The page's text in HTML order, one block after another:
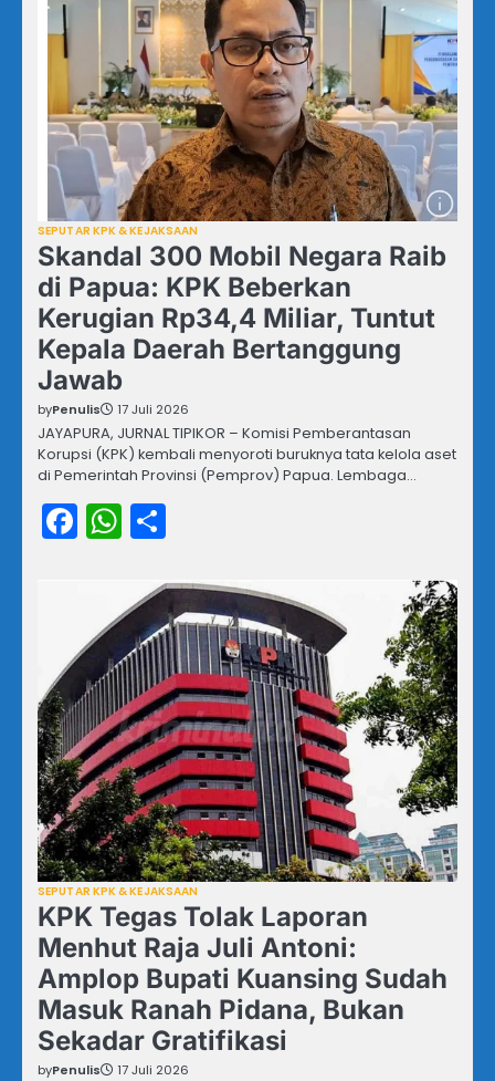
SEPUTAR KPK & KEJAKSAAN
Skandal 300 Mobil Negara Raib
di Papua: KPK Beberkan
Kerugian Rp34,4 Miliar, Tuntut
Kepala Daerah Bertanggung
Jawab
byPenulis 17 Juli 2026
JAYAPURA, JURNAL TIPIKOR – Komisi Pemberantasan
Korupsi (KPK) kembali menyoroti buruknya tata kelola aset
di Pemerintah Provinsi (Pemprov) Papua. Lembaga…
Facebook
WhatsApp
SEPUTAR KPK & KEJAKSAAN
KPK Tegas Tolak Laporan
Menhut Raja Juli Antoni:
Amplop Bupati Kuansing Sudah
Masuk Ranah Pidana, Bukan
Sekadar Gratifikasi
byPenulis 17 Juli 2026